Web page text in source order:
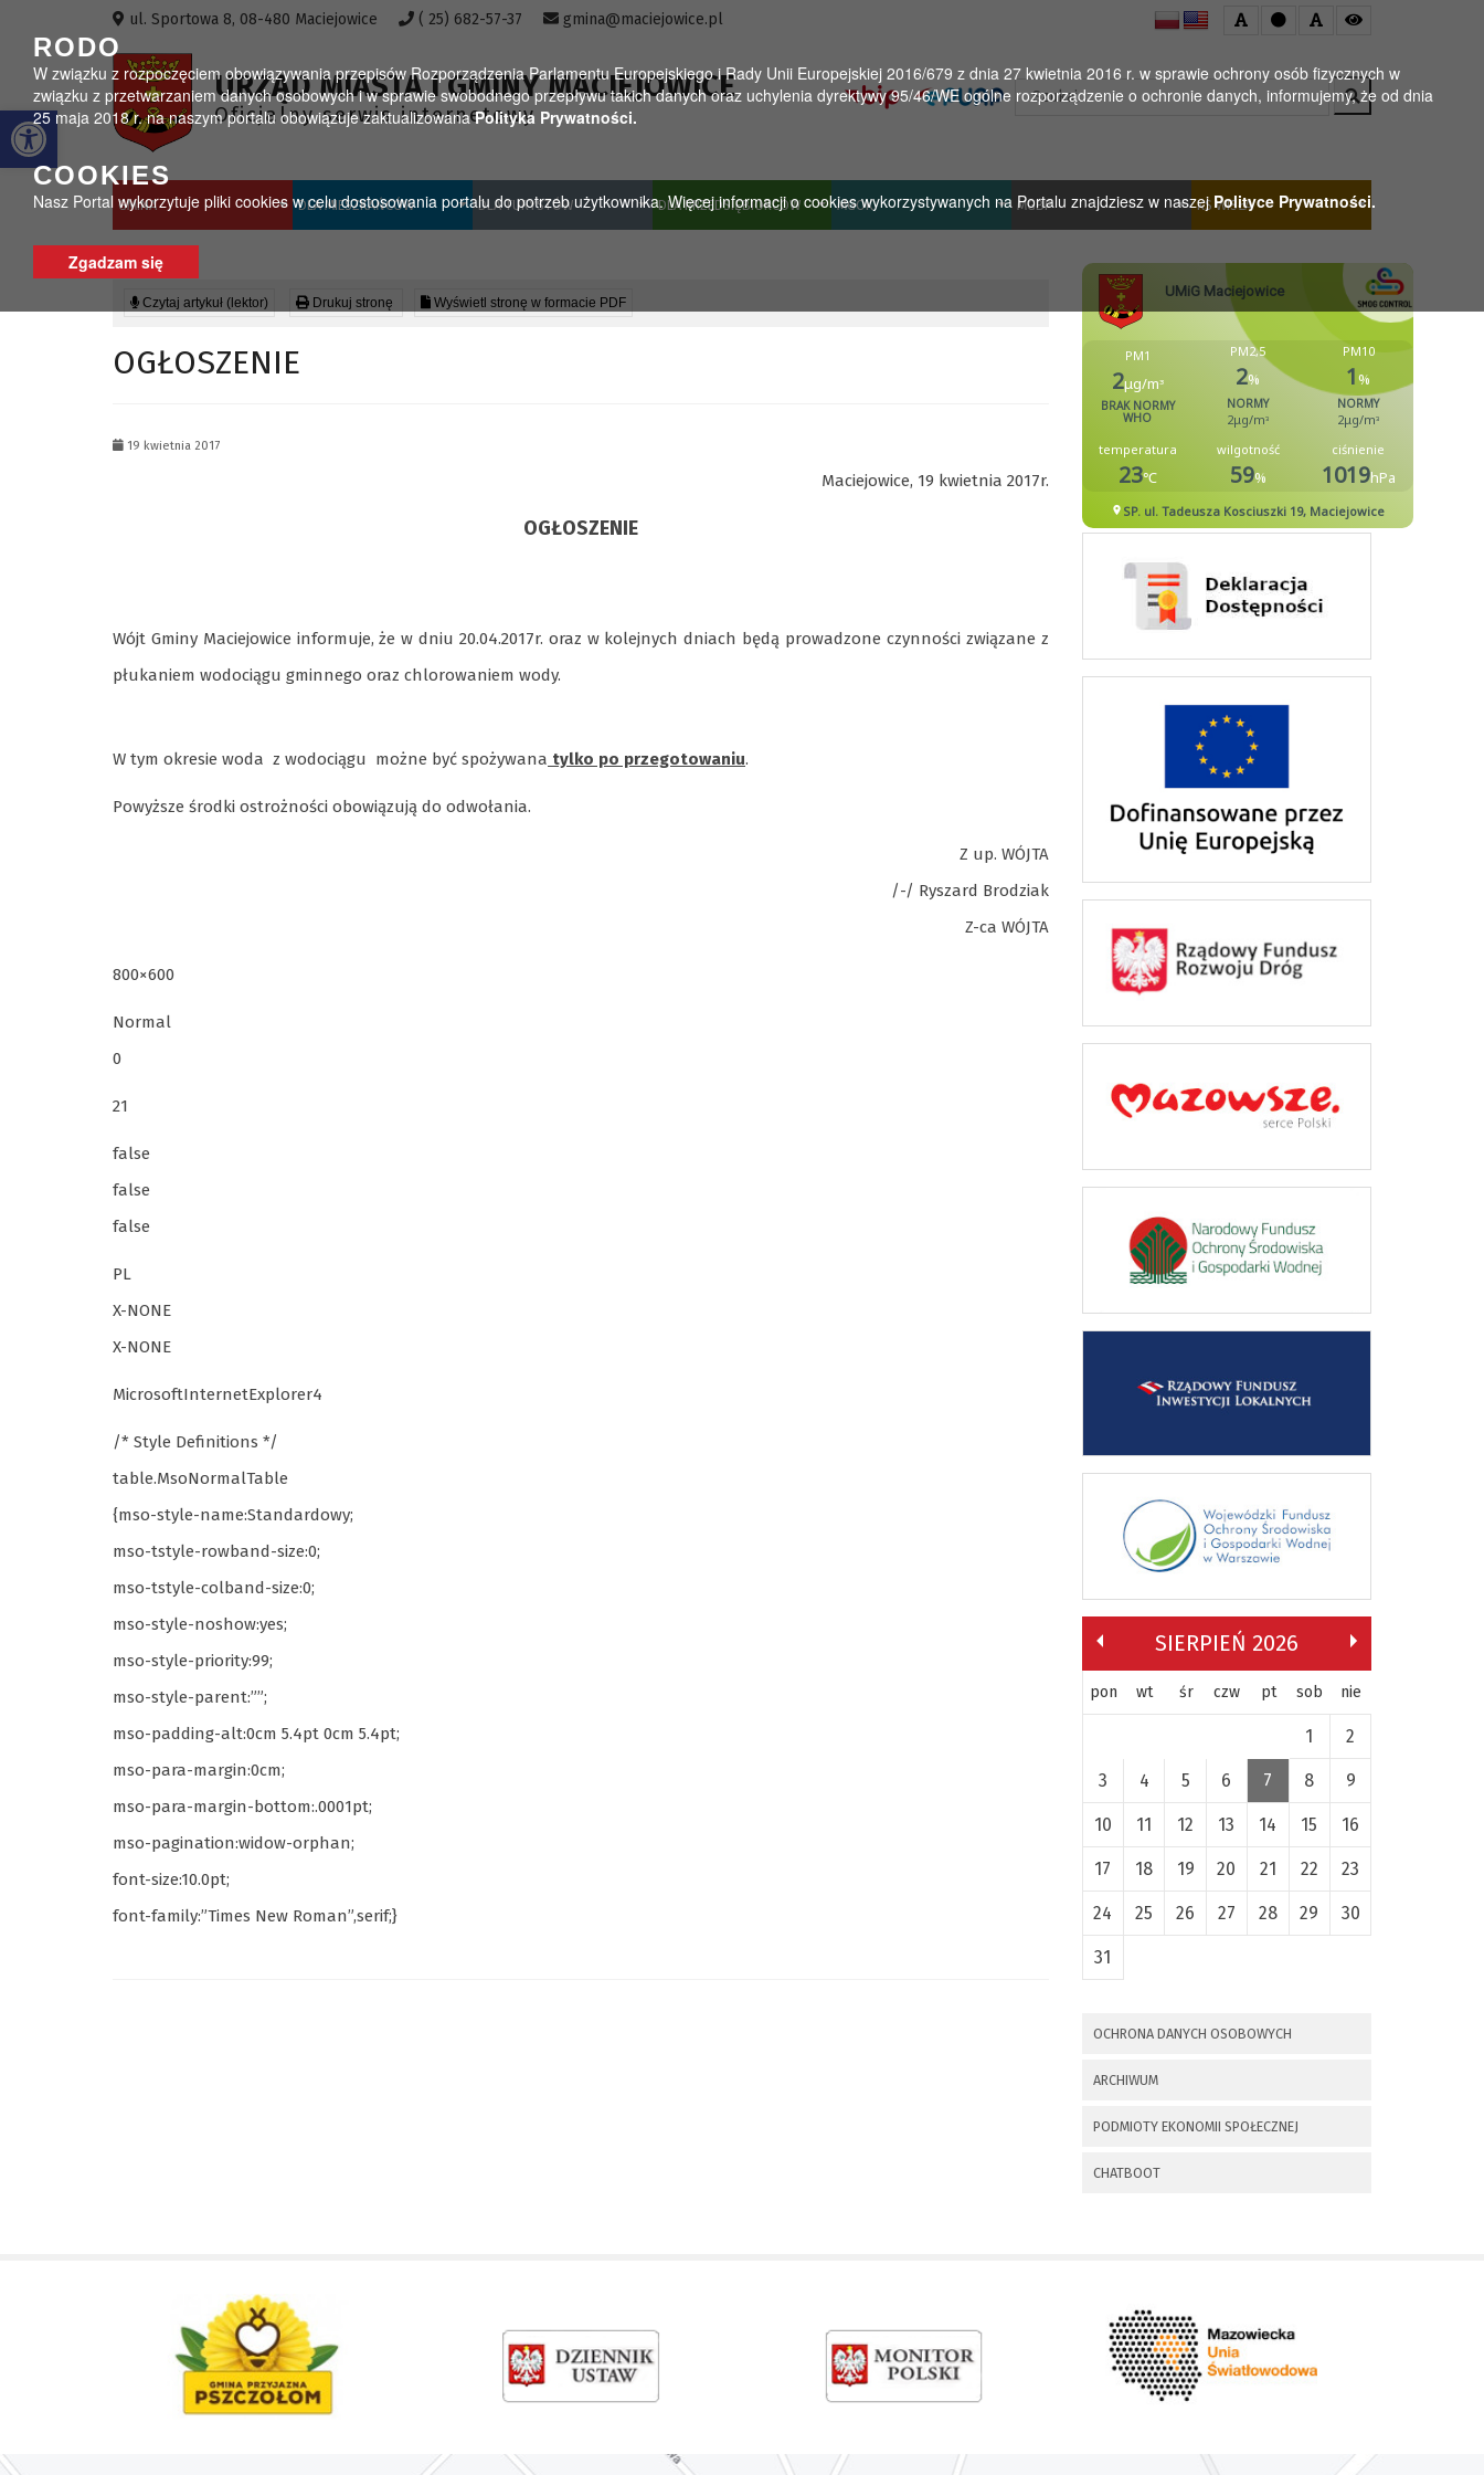
Otwórz pasek narzędzi
RODO
W związku z rozpoczęciem obowiązywania przepisów Rozporządzenia Parlamentu Europejskiego i Rady Unii Europejskiej 2016/679 z dnia 27 kwietnia 2016 r. w sprawie ochrony osób fizycznych w
związku z przetwarzaniem danych osobowych i w sprawie swobodnego przepływu takich danych oraz uchylenia dyrektywy 95/46/WE ogólne rozporządzenie o ochronie danych, informujemy, że od dnia
25 maja 2018 r. na naszym portalu obowiązuje zaktualizowanaPolityka Prywatności.
COOKIES
Nasz Portal wykorzytuje pliki cookies w celu dostosowania portalu do potrzeb użytkownika. Więcej informacji o cookies wykorzystywanych na Portalu znajdziesz w naszejPolityce Prywatności.
Zgadzam się
ul. Sportowa 8, 08-480 Maciejowice ( 25) 682-57-37 gmina@maciejowice.pl
URZĄD MIASTA I GMINY MACIEJOWICE
Oficjalny serwis internetowy
Wyszukaj
GMINA DLA MIESZKAŃCÓW DLA TURYSTÓW DLA PRZEDSIĘBIORCÓW MGOK MGBP KS WISŁA
Czytaj artykuł (lektor) Drukuj stronę Wyświetl stronę w formacie PDF
OGŁOSZENIE
19 kwietnia 2017
Maciejowice, 19 kwietnia 2017r.
OGŁOSZENIE
Wójt Gminy Maciejowice informuje, że w dniu 20.04.2017r. oraz w kolejnych dniach będą prowadzone czynności związane z
płukaniem wodociągu gminnego oraz chlorowaniem wody.
W tym okresie woda z wodociągu możne być spożywana tylko po przegotowaniu.
Powyższe środki ostrożności obowiązują do odwołania.
Z up. WÓJTA
/-/ Ryszard Brodziak
Z-ca WÓJTA
800×600
Normal
0
21
false
false
false
PL
X-NONE
X-NONE
MicrosoftInternetExplorer4
/* Style Definitions */
table.MsoNormalTable
{mso-style-name:Standardowy;
mso-tstyle-rowband-size:0;
mso-tstyle-colband-size:0;
mso-style-noshow:yes;
mso-style-priority:99;
mso-style-parent:””;
mso-padding-alt:0cm 5.4pt 0cm 5.4pt;
mso-para-margin:0cm;
mso-para-margin-bottom:.0001pt;
mso-pagination:widow-orphan;
font-size:10.0pt;
font-family:”Times New Roman”,serif;}
SIERPIEŃ 2026
pon wt śr czw pt sob nie
1 2
3 4 5 6 7 8 9
10 11 12 13 14 15 16
17 18 19 20 21 22 23
24 25 26 27 28 29 30
31
Bitwy pod
informacyjne 28.09.2021 r.
Invalid date
ZAPROSZENIE NA
Ludowych Regionów
OCHRONA DANYCH OSOBOWYCH
ARCHIWUM
PODMIOTY EKONOMII SPOŁECZNEJ
CHATBOOT